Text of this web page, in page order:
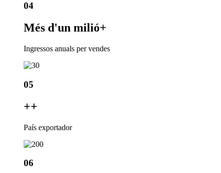
04
Més d'un milió+
Ingressos anuals per vendes
05
++
País exportador
06